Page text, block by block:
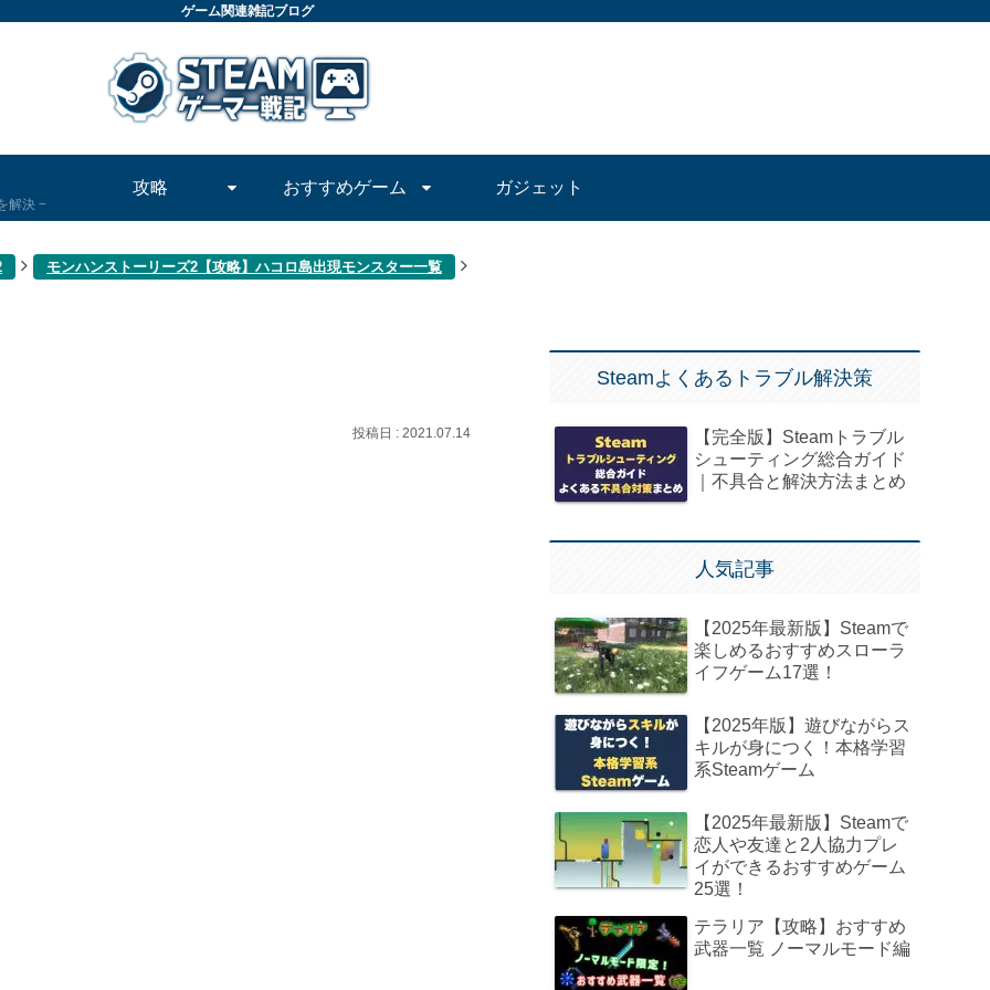
ゲーム関連雑記ブログ
解決
攻略 おすすめゲーム ガジェット
モンハンストーリーズ2【攻略】ハコロ島出現モンスター一覧
2021.07.14
Steamよくあるトラブル解決策
【完全版】Steamトラブル
シューティング総合ガイド
｜不具合と解決方法まとめ
人気記事
【2025年最新版】Steamで
楽しめるおすすめスローラ
イフゲーム17選！
【2025年版】遊びながらス
キルが身につく！本格学習
系Steamゲーム
【2025年最新版】Steamで
恋人や友達と2人協力プレ
イができるおすすめゲーム
25選！
テラリア【攻略】おすすめ
武器一覧 ノーマルモード編